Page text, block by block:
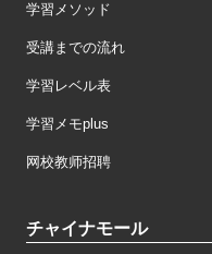
学習メソッド
受講までの流れ
学習レベル表
学習メモplus
网校教师招聘
チャイナモール